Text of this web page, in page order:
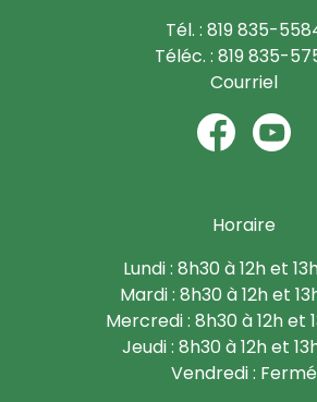
Tél. : 819 835-
Téléc. : 819 835-
Courriel
Horaire
Lundi : 8h30 à 12h et
Mardi : 8h30 à 12h et
Mercredi : 8h30 à 12h et
Jeudi : 8h30 à 12h et
Vendredi : Fermé